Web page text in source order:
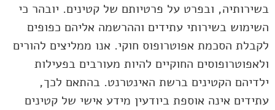
בשירותיה, ובפרט על פרטיותם של קטינים. יובהר כי
השימוש בשירותי עתידים וההרשמה אליהם כפופים
לקבלת הסכמת אפוטרופוס חוקי. אנו ממליצים להורים
ולאפוטרופוסים החוקיים להיות מעורבים בפעילות
ילדיהם הקטינים ברשת האינטרנט. בהתאם לכך,
עתידים אינה אוספת ביודעין מידע אישי של קטינים